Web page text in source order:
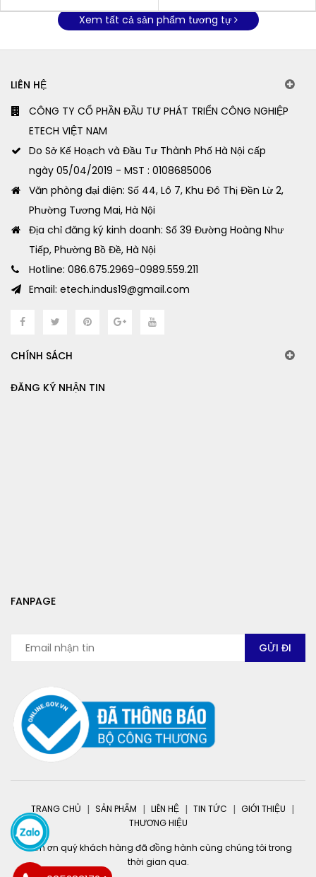
Xem tất cả sản phẩm tương tự
LIÊN HỆ
CÔNG TY CỔ PHẦN ĐẦU TƯ PHÁT TRIỂN CÔNG NGHIỆP
ETECH VIỆT NAM
Do Sở Kế Hoạch và Đầu Tư Thành Phố Hà Nội cấp
ngày 05/04/2019 - MST : 0108685006
Văn phòng đại diện: Số 44, Lô 7, Khu Đô Thị Đền Lừ 2,
Phường Tương Mai, Hà Nội
Địa chỉ đăng ký kinh doanh: Số 39 Đường Hoàng Như
Tiếp, Phường Bồ Đề, Hà Nội
Hotline: 086.675.2969-0989.559.211
Email: etech.indus19@gmail.com
CHÍNH SÁCH
ĐĂNG KÝ NHẬN TIN
FANPAGE
TRANG CHỦ SẢN PHẨM LIÊN HỆ TIN TỨC
GIỚI THIỆU
THƯƠNG HIỆU
Cảm ơn quý khách hàng đã đồng hành cùng chúng tôi trong
thời gian qua.